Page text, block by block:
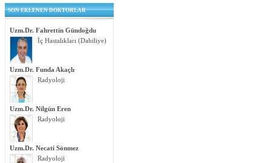
SON EKLENEN DOKTORLAR
Uzm.Dr. Fahrettin Gündoğdu
İç Hastalıkları (Dahiliye)
Uzm.Dr. Funda Akaçlı
Radyoloji
Uzm.Dr. Nilgün Eren
Radyoloji
Uzm.Dr. Necati Sönmez
Radyoloji